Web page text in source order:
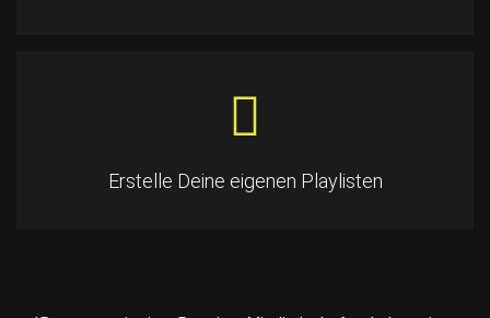
Erstelle Deine eigenen Playlisten